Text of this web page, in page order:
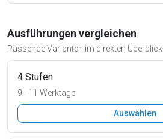
Ausführungen vergleichen
Passende Varianten im direkten Überblick.
4 Stufen
9 - 11 Werktage
Auswählen